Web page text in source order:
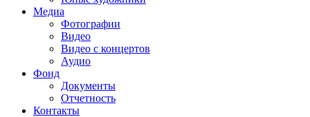
Медиа
Фотографии
Видео
Видео с концертов
Аудио
Фонд
Документы
Отчетность
Контакты